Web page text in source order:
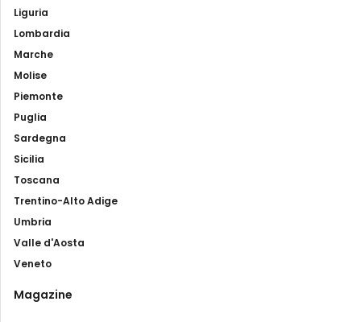
Liguria
Lombardia
Marche
Molise
Piemonte
Puglia
Sardegna
Sicilia
Toscana
Trentino-Alto Adige
Umbria
Valle d'Aosta
Veneto
Magazine